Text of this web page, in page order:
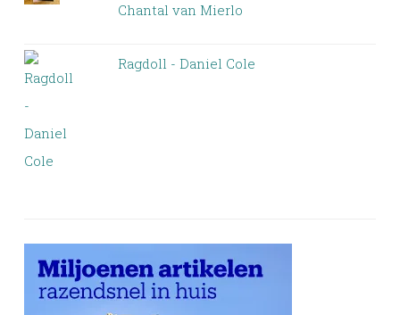
Chantal van Mierlo
Ragdoll - Daniel Cole